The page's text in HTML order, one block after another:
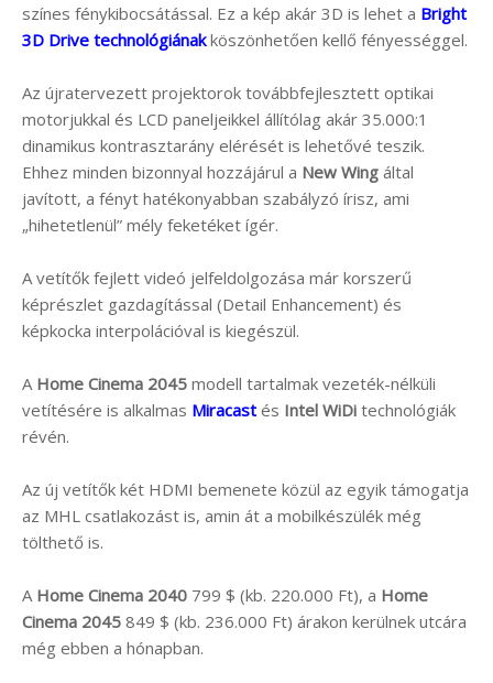
színes fénykibocsátással. Ez a kép akár 3D is lehet a Bright
3D Drive technológiánakköszönhetően kellő fényességgel.
Az újratervezett projektorok továbbfejlesztett optikai
motorjukkal és LCD paneljeikkel állítólag akár 35.000:1
dinamikus kontrasztarány elérését is lehetővé teszik.
Ehhez minden bizonnyal hozzájárul a New Wing által
javított, a fényt hatékonyabban szabályzó írisz, ami
„hihetetlenül” mély feketéket ígér.
A vetítők fejlett videó jelfeldolgozása már korszerű
képrészlet gazdagítással (Detail Enhancement) és
képkocka interpolációval is kiegészül.
A Home Cinema 2045 modell tartalmak vezeték-nélküli
vetítésére is alkalmas Miracast és Intel WiDi technológiák
révén.
Az új vetítők két HDMI bemenete közül az egyik támogatja
az MHL csatlakozást is, amin át a mobilkészülék még
tölthető is.
A Home Cinema 2040 799 $ (kb. 220.000 Ft), a Home
Cinema 2045 849 $ (kb. 236.000 Ft) árakon kerülnek utcára
még ebben a hónapban.